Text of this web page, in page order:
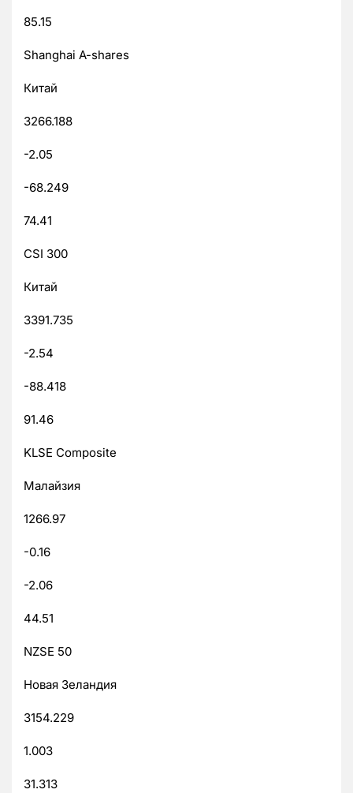
85.15
Shanghai A-shares
Китай
3266.188
-2.05
-68.249
74.41
CSI 300
Китай
3391.735
-2.54
-88.418
91.46
KLSE Composite
Малайзия
1266.97
-0.16
-2.06
44.51
NZSE 50
Новая Зеландия
3154.229
1.003
31.313